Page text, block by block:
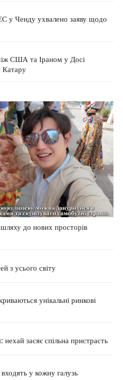
у Ченду ухвалено заяву щодо
США та Іраном у Досі
до нових просторів
з усього світу
унікальні ринкові
нехай засяє спільна пристрасть
у кожну галузь